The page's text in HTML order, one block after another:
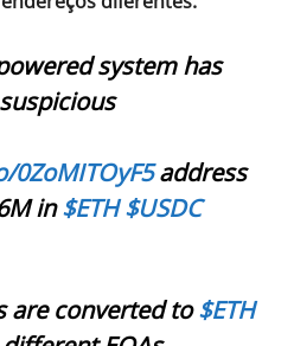
system has
0ZoMITOyF5address
in$ETH $USDC
are converted to$ETH